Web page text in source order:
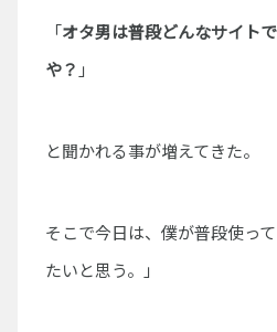
「オタ男は普段どんなサイト
や？ 」
と聞かれる事が増えてきた。
そこで今日は、僕が普段使っ
たいと思う。」